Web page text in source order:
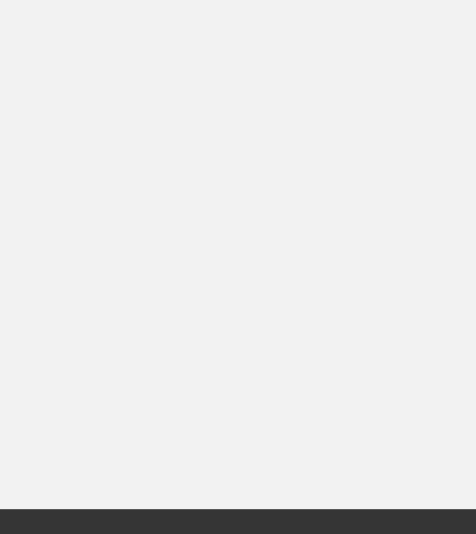
увидать всю ревную гладь!